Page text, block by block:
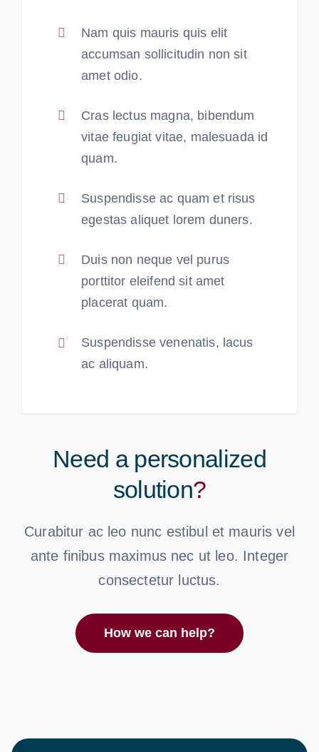
Nam quis mauris quis elit
accumsan sollicitudin non sit
amet odio.
Cras lectus magna, bibendum
vitae feugiat vitae, malesuada id
quam.
Suspendisse ac quam et risus
egestas aliquet lorem duners.
Duis non neque vel purus
porttitor eleifend sit amet
placerat quam.
Suspendisse venenatis, lacus
ac aliquam.
Need a personalized
solution?
Curabitur ac leo nunc estibul et mauris vel
ante finibus maximus nec ut leo. Integer
consectetur luctus.
How we can help?